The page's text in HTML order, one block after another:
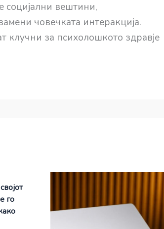
социјални вештини,
човечката интеракција.
клучни за психолошкото здравје
го